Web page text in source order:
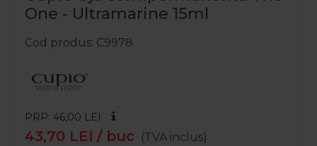
One - Ultramarine 15ml
Cod produs C9978
PRP: 46,00 LEI
43,70 LEI / buc
(TVA inclus)